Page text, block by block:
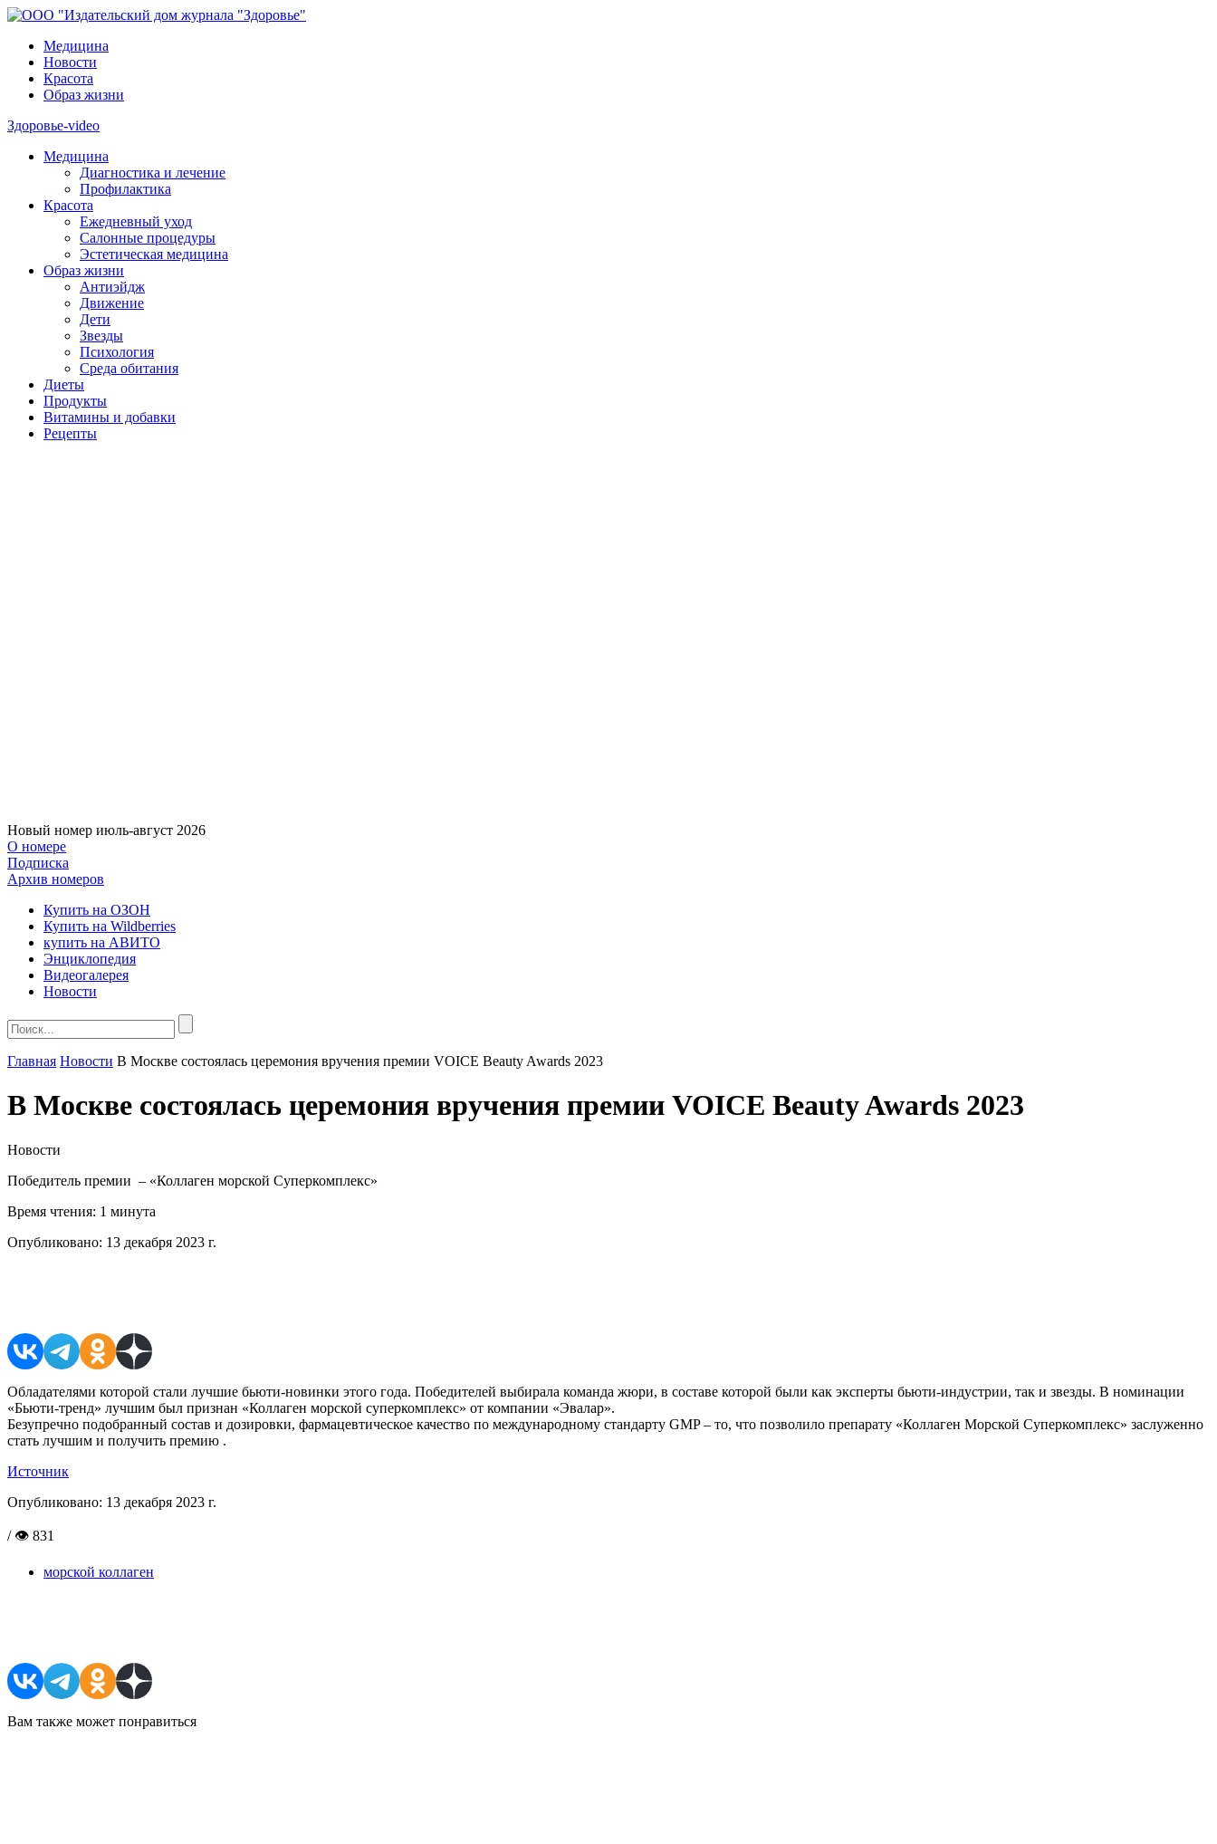
Медицина
Новости
Красота
Образ жизни
Здоровье-video
Медицина
Диагностика и лечение
Профилактика
Красота
Ежедневный уход
Салонные процедуры
Эстетическая медицина
Образ жизни
Антиэйдж
Движение
Дети
Звезды
Психология
Среда обитания
Диеты
Продукты
Витамины и добавки
Рецепты
Новый номер июль-август 2026
О номере
Подписка
Архив номеров
Купить на ОЗОН
Купить на Wildberries
купить на АВИТО
Энциклопедия
Видеогалерея
Новости
Главная Новости В Москве состоялась церемония вручения премии VOICE Beauty Awards 2023
В Москве состоялась церемония вручения премии VOICE Beauty Awards 2023
Новости
Победитель премии – «Коллаген морской Суперкомплекс»
Время чтения: 1 минута
Опубликовано: 13 декабря 2023 г.
Обладателями которой стали лучшие бьюти-новинки этого года. Победителей выбирала команда жюри, в составе которой были как эксперты бьюти-индустрии, так и звезды. В номинации
«Бьюти-тренд» лучшим был признан «Коллаген морской суперкомплекс» от компании «Эвалар».
Безупречно подобранный состав и дозировки, фармацевтическое качество по международному стандарту GMP – то, что позволило препарату «Коллаген Морской Суперкомплекс» заслуженно
стать лучшим и получить премию .
Источник
Опубликовано: 13 декабря 2023 г.
/ 👁 831
морской коллаген
Вам также может понравиться